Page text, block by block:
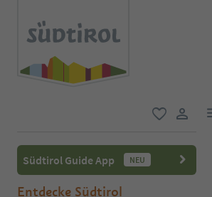
Südtirol Guide App NEU
Entdecke Südtirol